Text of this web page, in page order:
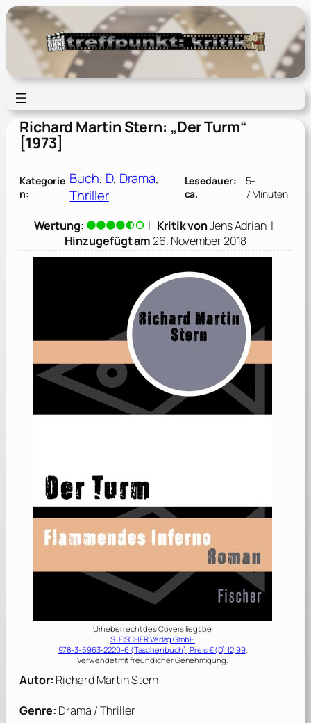
Zum
Inhalt
springen
Richard Martin Stern: „Der Turm“
[1973]
Kategorie
n:
Buch, D, Drama
Thriller
Lesedauer:
ca.
5–
7 Minuten
Wertung: | Kritik vonJens Adrian|
Hinzugefügt am26. November 2018
Urheberrecht des Covers liegt bei
S. FISCHER Verlag GmbH
978-3-5963-2220-6 (Taschenbuch); Preis € (D) 12,99.
Verwendet mit freundlicher Genehmigung.
Autor: Richard Martin Stern
Genre: Drama / Thriller